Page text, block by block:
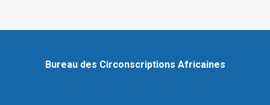
Bureau des Circonscriptions Africaines